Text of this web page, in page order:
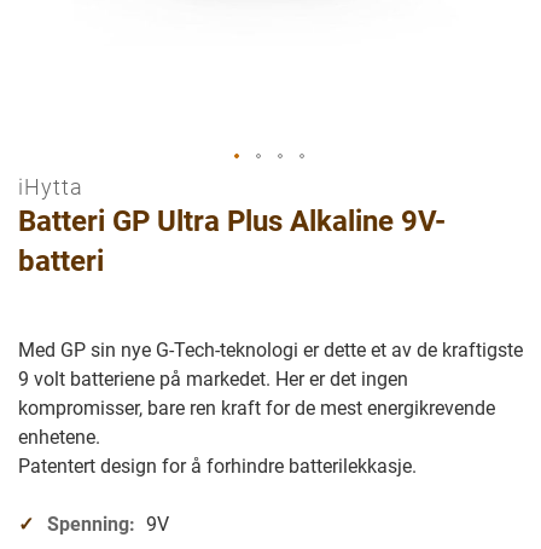
Gå
til
begynnelsen
av
iHytta
Batteri GP Ultra Plus Alkaline 9V-
batteri
Med GP sin nye G-Tech-teknologi er dette et av de kraftigste
9 volt batteriene på markedet. Her er det ingen
kompromisser, bare ren kraft for de mest energikrevende
enhetene.
Patentert design for å forhindre batterilekkasje.
Spenning: 9V